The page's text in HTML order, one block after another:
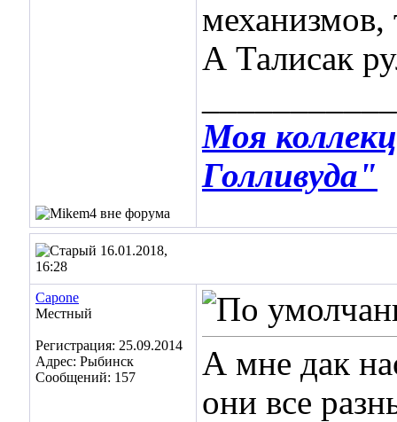
механизмов,
А Талисак
Моя
Голливуда"
16.01.2018,
16:28
Capone
Местный
Регистрация: 25.09.2014
Адрес: Рыбинск
Сообщений: 157
А мне дак
они все